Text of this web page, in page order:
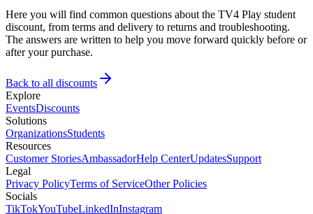
Here you will find common questions about the TV4 Play student
discount, from terms and delivery to returns and troubleshooting.
The answers are written to help you move forward quickly before or
after your purchase.
Back to all discounts
Explore
EventsDiscounts
Solutions
OrganizationsStudents
Resources
Customer StoriesAmbassadorHelp CenterUpdatesSupport
Legal
Privacy PolicyTerms of ServiceOther Policies
Socials
TikTokYouTubeLinkedInInstagram